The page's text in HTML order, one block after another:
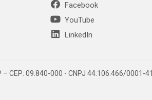
Facebook
YouTube
LinkedIn
CEP: 09.840-000 - CNPJ 44.106.466/0001-41